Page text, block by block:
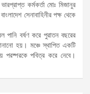
কর্মকর্তা মোঃ মিজানুর
সেনাবাহিনীর পক্ষ থেকে
পানি বর্ষণ করে পুরাতন বছরের
হয়। মঞ্চে স্থাপিত একটি
পরষ্পরকে পবিত্র করে নেবে।